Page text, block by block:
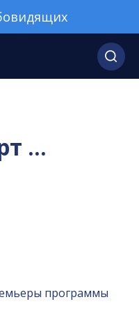
...
программы